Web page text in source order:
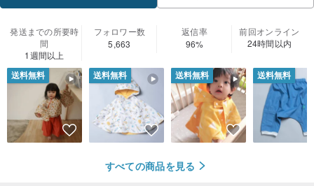
発送までの所要時
間
1週間以上
フォロワー数
5,663
返信率
96%
前回オンライン
24時間以内
送料無料 送料無料 送料無料 送料無料
すべての商品を見る